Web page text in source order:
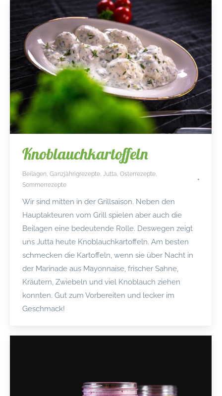
Knoblauchkartoffeln
Beilagen Ganzjährigrezepte Jutta Osterrezepte
Sommerrezepte
Wir sind mitten in der Grillsaison. Neben den
Hauptakteuren vom Grill spielen aber auch die
Beilagen eine bedeutende Rolle. Deswegen zeigt
uns Jutta heute Knoblauchkartoffeln. Am besten
schmecken die Kartoffeln, wenn sie über Nacht in
der Marinade aus Mayonnaise, frischer Sahne,
Kräutern, Zwiebeln und viel Knoblauch ziehen
konnten. Gut zum Vorbereiten und lecker im
Geschmack!